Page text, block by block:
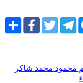
ShareFacebookTwitterTelegram
محمد شاكر